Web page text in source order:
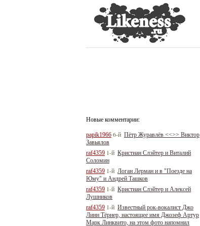
Новые комментарии:
papik1966 6-й Пётр Журавлёв <<>> Виктор
Завьялов
raf4359 1-й Кристиан Слэйтер и Виталий
Соломин
raf4359 1-й Логан Лерман и в "Поезде на
Юму" и Андрей Ташков
raf4359 1-й Кристиан Слэйтер и Алексей
Лушников
raf4359 1-й Известный рок-вокалист Джо
Линн Тёрнер, настоящее имя Джозеф Артур
Марк Линквито, на этом фото напомнил